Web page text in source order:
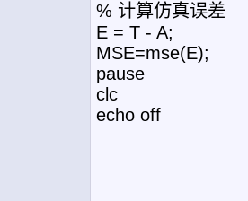
% 计算仿真误差
E = T - A;
MSE=mse(E);
pause
clc
echo off